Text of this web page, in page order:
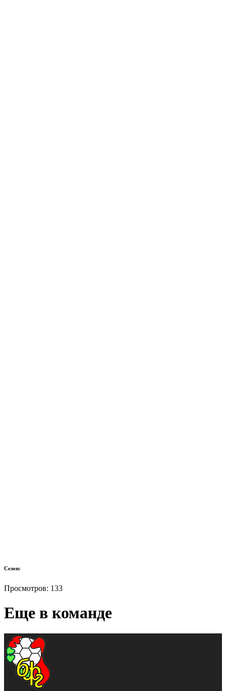
Сезон:
Просмотров: 133
Еще в команде